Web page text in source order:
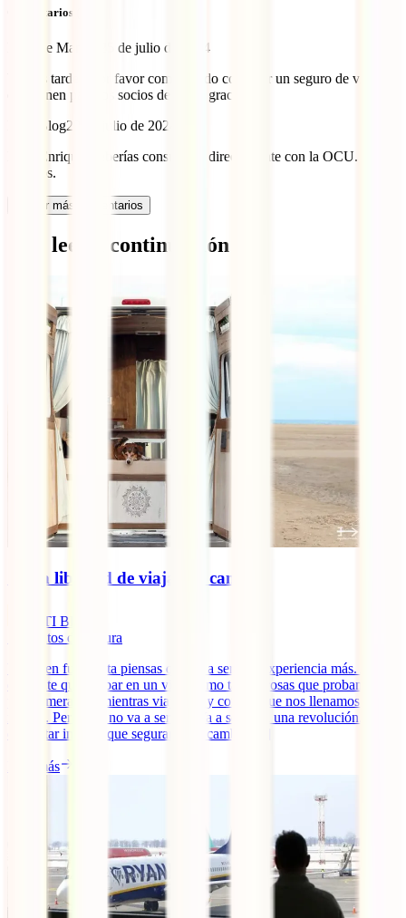
Comentarios (2)
Enrique Manuel
25 de julio de 2024
buenas tardes, por favor como puedo contratar un seguro de viaje
que tienen para los socios de Ocu? gracias.
IATI Blog29 de julio de 2024
Hola Enrique, deberías consultarlo directamente con la OCU.
Saludos.
Cargar más comentarios
Qué leer a continuación
🚐 La libertad de viajar en camper
IATI Blog
minutos de lectura
Viajar en furgoneta piensas que va a ser una experiencia más. Algo
diferente que probar en un viaje como tantas cosas que probamos
por primera vez mientras viajamos y con las que nos llenamos de
ilusión. Pero esto no va a ser así. Va a ser toda una revolución. Un
despertar interior que seguramente cambie [...]
Leer más